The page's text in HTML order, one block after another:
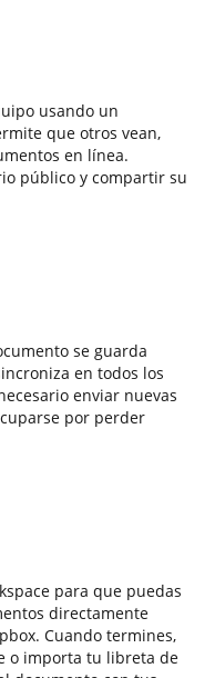
usando un
que otros vean,
en línea.
público y compartir su
se guarda
en todos los
enviar nuevas
por perder
para que puedas
directamente
Cuando termines,
o importa tu libreta de